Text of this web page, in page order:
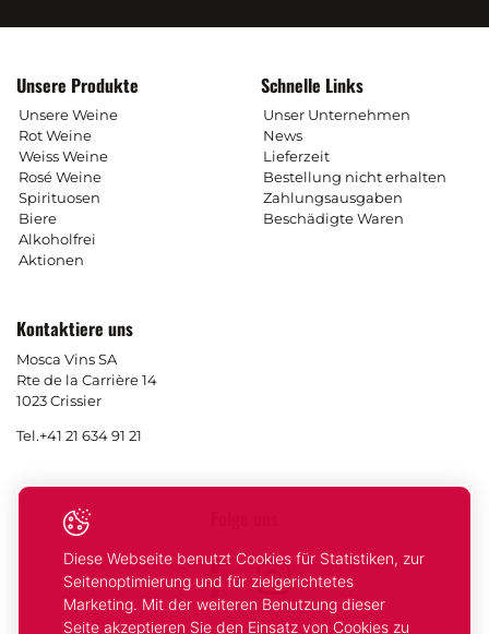
Unsere Produkte
Unsere Weine
Rot Weine
Weiss Weine
Rosé Weine
Spirituosen
Biere
Alkoholfrei
Aktionen
Schnelle Links
Unser Unternehmen
News
Lieferzeit
Bestellung nicht erhalten
Zahlungsausgaben
Beschädigte Waren
Kontaktiere uns
Mosca Vins SA
Rte de la Carrière 14
1023 Crissier
Tel.+41 21 634 91 21
Facebook
Instagram
Diese Webseite benutzt Cookies für Statistiken, zur
Seitenoptimierung und für zielgerichtetes
Marketing. Mit der weiteren Benutzung dieser
Seite akzeptieren Sie den Einsatz von Cookies zu